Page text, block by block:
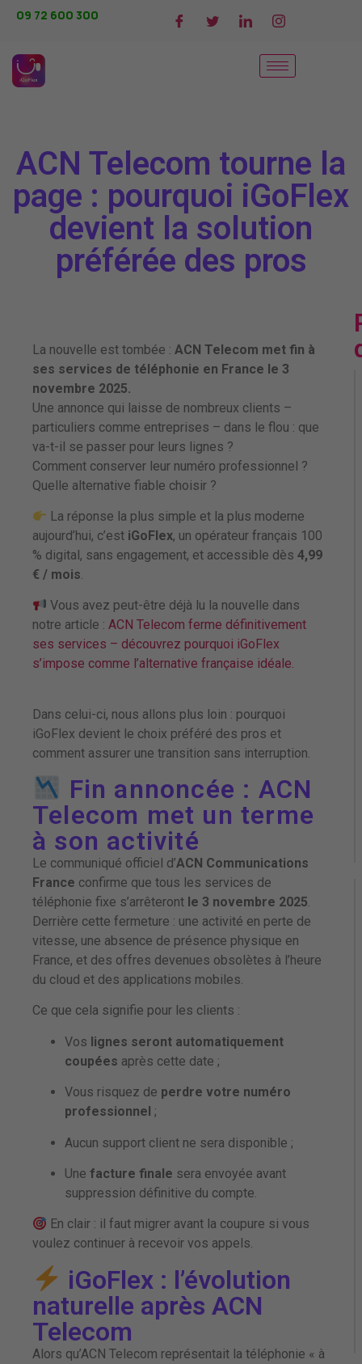
09 72 600 300
ACN Telecom tourne la
page : pourquoi iGoFlex
devient la solution
préférée des pros
La nouvelle est tombée : ACN Telecom met fin à
ses services de téléphonie en France le 3
novembre 2025.
Une annonce qui laisse de nombreux clients –
particuliers comme entreprises – dans le flou : que
va-t-il se passer pour leurs lignes ?
Comment conserver leur numéro professionnel ?
Quelle alternative fiable choisir ?
La réponse la plus simple et la plus moderne
aujourd’hui, c’est iGoFlex, un opérateur français 100
% digital, sans engagement, et accessible dès 4,99
€ / mois.
Vous avez peut-être déjà lu la nouvelle dans
notre article : ACN Telecom ferme définitivement
ses services – découvrez pourquoi iGoFlex
s’impose comme l’alternative française idéale.
Dans celui-ci, nous allons plus loin : pourquoi
iGoFlex devient le choix préféré des pros et
comment assurer une transition sans interruption.
Fin annoncée : ACN
Telecom met un terme
à son activité
Le communiqué officiel d’ACN Communications
France confirme que tous les services de
téléphonie fixe s’arrêteront le 3 novembre 2025.
Derrière cette fermeture : une activité en perte de
vitesse, une absence de présence physique en
France, et des offres devenues obsolètes à l’heure
du cloud et des applications mobiles.
Ce que cela signifie pour les clients :
Vos lignes seront automatiquement
coupées après cette date ;
Vous risquez de perdre votre numéro
professionnel ;
Aucun support client ne sera disponible ;
Une facture finale sera envoyée avant
suppression définitive du compte.
En clair : il faut migrer avant la coupure si vous
voulez continuer à recevoir vos appels.
iGoFlex : l’évolution
naturelle après ACN
Telecom
Alors qu’ACN Telecom représentait la téléphonie « à